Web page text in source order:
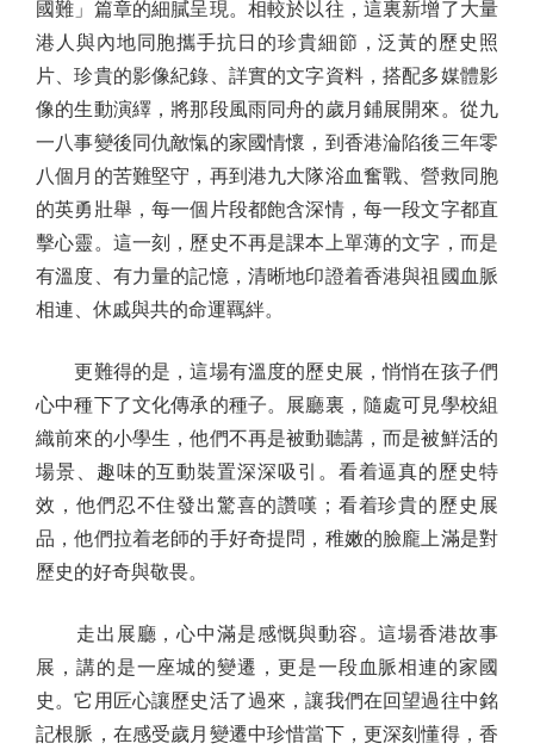
國難」篇章的細膩呈現。相較於以往，這裏新增了大量
港人與內地同胞攜手抗日的珍貴細節，泛黃的歷史照
片、珍貴的影像紀錄、詳實的文字資料，搭配多媒體影
像的生動演繹，將那段風雨同舟的歲月鋪展開來。從九
一八事變後同仇敵愾的家國情懷，到香港淪陷後三年零
八個月的苦難堅守，再到港九大隊浴血奮戰、營救同胞
的英勇壯舉，每一個片段都飽含深情，每一段文字都直
擊心靈。這一刻，歷史不再是課本上單薄的文字，而是
有溫度、有力量的記憶，清晰地印證着香港與祖國血脈
相連、休戚與共的命運羈絆。
更難得的是，這場有溫度的歷史展，悄悄在孩子們
心中種下了文化傳承的種子。展廳裏，隨處可見學校組
織前來的小學生，他們不再是被動聽講，而是被鮮活的
場景、趣味的互動裝置深深吸引。看着逼真的歷史特
效，他們忍不住發出驚喜的讚嘆；看着珍貴的歷史展
品，他們拉着老師的手好奇提問，稚嫩的臉龐上滿是對
歷史的好奇與敬畏。
走出展廳，心中滿是感慨與動容。這場香港故事
展，講的是一座城的變遷，更是一段血脈相連的家國
史。它用匠心讓歷史活了過來，讓我們在回望過往中銘
記根脈，在感受歲月變遷中珍惜當下，更深刻懂得，香